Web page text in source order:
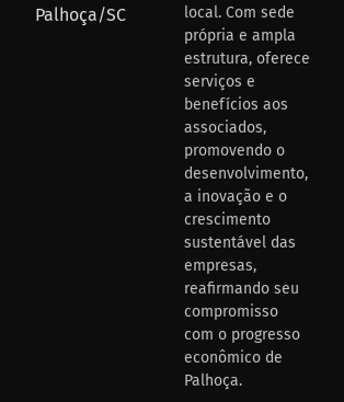
Palhoça/SC
local. Com sede
própria e ampla
estrutura, oferece
serviços e
benefícios aos
associados,
promovendo o
desenvolvimento,
a inovação e o
crescimento
sustentável das
empresas,
reafirmando seu
compromisso
com o progresso
econômico de
Palhoça.